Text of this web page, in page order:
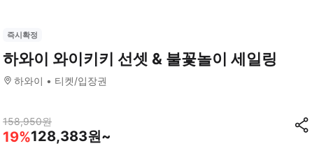
즉시확정
하와이 와이키키 선셋 & 불꽃놀이 세일링
하와이 티켓/입장권
158,950원
19%128,383원~